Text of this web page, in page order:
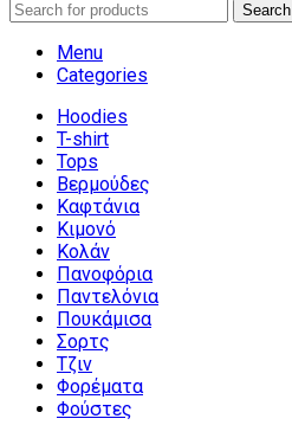
Search
Menu
Categories
Hoodies
T-shirt
Tops
Βερμούδες
Καφτάνια
Κιμονό
Κολάν
Πανοφόρια
Παντελόνια
Πουκάμισα
Σορτς
Τζιν
Φορέματα
Φούστες